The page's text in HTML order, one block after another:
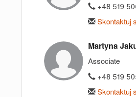
+48 519
Skontaktuj
Martyna
Associate
+48 519
Skontaktuj